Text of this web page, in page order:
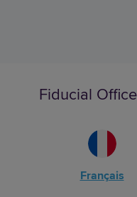
Fiducial
Français